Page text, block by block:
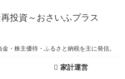
投資～おさいふプラス
・株主優待・ふるさと納税を主に発信。
家計運営